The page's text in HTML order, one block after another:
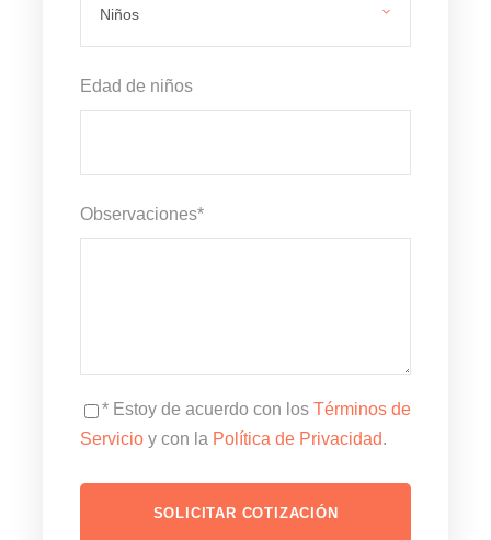
Edad de niños
Observaciones*
* Estoy de acuerdo con los Términos de
Servicio y con la Política de Privacidad.